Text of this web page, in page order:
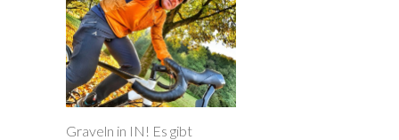
Graveln in IN! Es gibt